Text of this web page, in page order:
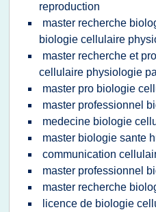
reproduction
master recherche
biologie cellulaire
master recherche et
cellulaire physiologie
master pro biologie
master professionnel
medecine biologie
master biologie sante
communication
master professionnel
master recherche
licence de biologie